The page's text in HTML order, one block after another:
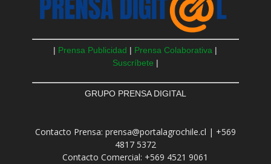
| Prensa Publicidad | Prensa Colaborativa |
Suscríbete |
GRUPO PRENSA DIGITAL
Contacto Prensa: prensa@portalagrochile.cl | +569
4817 5372
Contacto Comercial: +569 4521 9061